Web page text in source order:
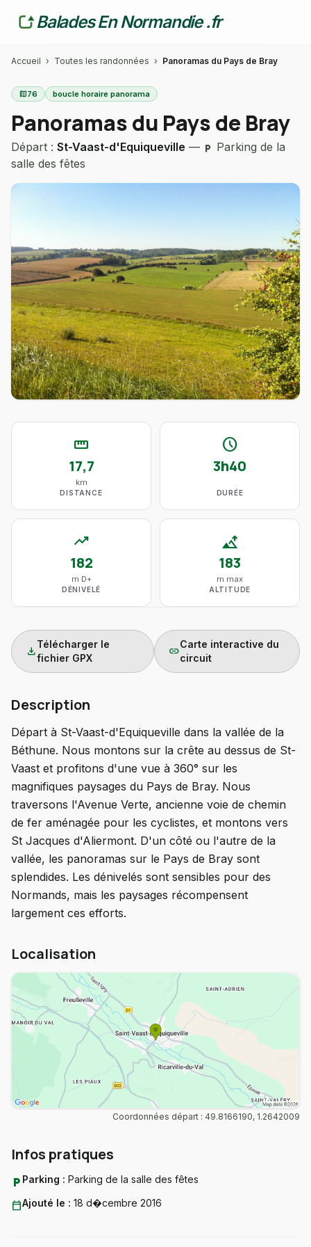
Balades En Normandie .fr
Accueil › Toutes les randonnées › Panoramas du Pays de Bray
map76 boucle horaire panorama
Panoramas du Pays de Bray
Départ : St-Vaast-d'Equiqueville — local_parking
Parking de la
salle des fêtes
straighten
17,7
km
DISTANCE
schedule
3h40
DURÉE
trending_up
182
m D+
DÉNIVELÉ
altitude
183
m max
ALTITUDE
download
Télécharger le
fichier GPX
link
Carte interactive du
circuit
Description
Départ à St-Vaast-d'Equiqueville dans la vallée de la
Béthune. Nous montons sur la crête au dessus de St-
Vaast et profitons d'une vue à 360° sur les
magnifiques paysages du Pays de Bray. Nous
traversons l'Avenue Verte, ancienne voie de chemin
de fer aménagée pour les cyclistes, et montons vers
St Jacques d'Aliermont. D'un côté ou l'autre de la
vallée, les panoramas sur le Pays de Bray sont
splendides. Les dénivelés sont sensibles pour des
Normands, mais les paysages récompensent
largement ces efforts.
Localisation
Coordonnées départ : 49.8166190, 1.2642009
Infos pratiques
local_parking Parking : Parking de la salle des fêtes
calendar_todayAjouté le : 18 d�cembre 2016